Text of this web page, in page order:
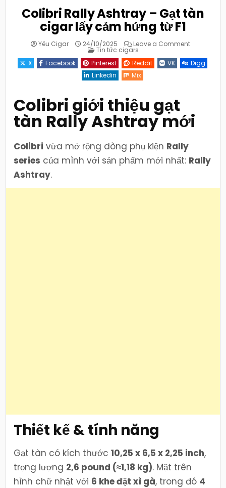
Colibri Rally Ashtray – Gạt tàn
cigar lấy cảm hứng từ F1
Yêu Cigar 24/10/2025 Leave a Commenton
Ashtray
–
F1
Posted
Tin tức cigars
X
Facebook Pinterest Reddit VK
Digg
Linkedin
Mix
Colibri giới thiệu gạt
tàn Rally Ashtray mới
Colibri vừa mở rộng dòng phụ kiện Rally
series của mình với sản phẩm mới nhất: Rally
Ashtray.
Thiết kế & tính năng
Gạt tàn có kích thước10,25 x 6,5 x 2,25 inch,
trọng lượng 2,6 pound (≈1,18 kg). Mặt trên
hình chữ nhật với 6 khe đặt xì gà, trong đó 4